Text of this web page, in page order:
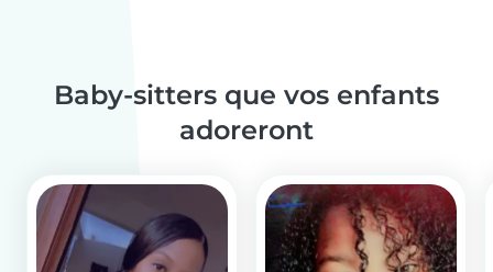
Baby-sitters que vos enfants
adoreront